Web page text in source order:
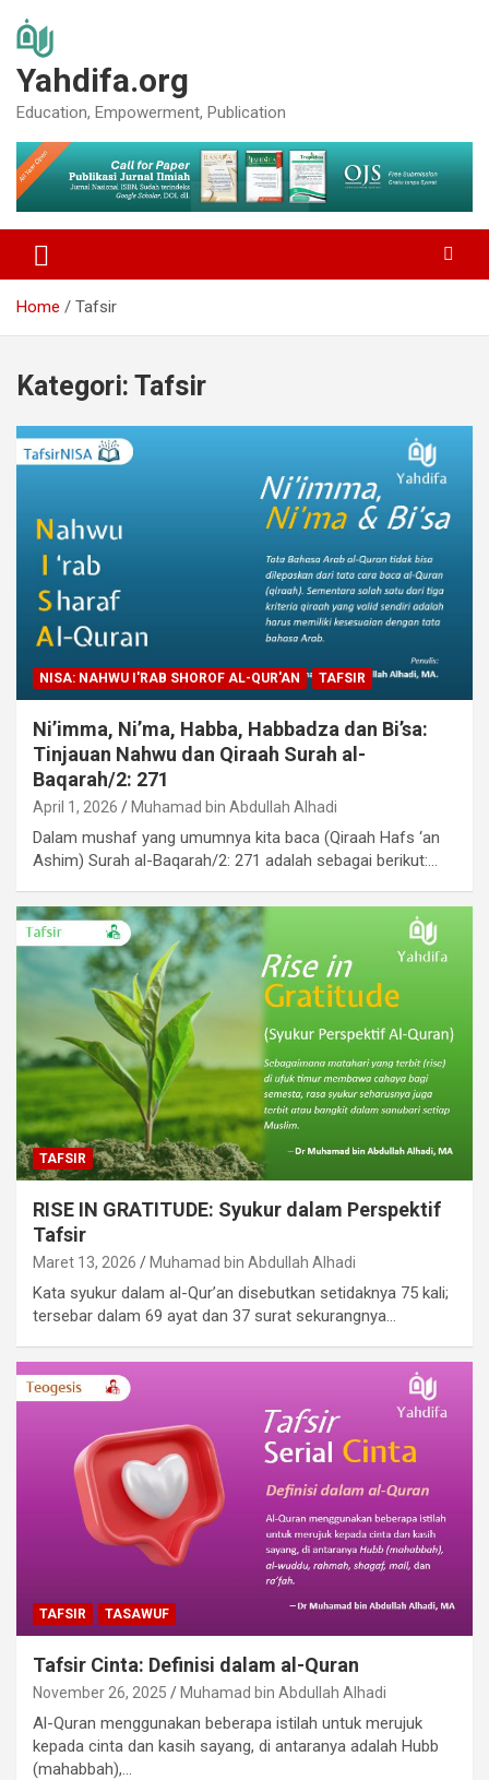
content
Yahdifa.org
Education, Empowerment, Publication
Home Tafsir
Kategori: Tafsir
NISA: NAHWU I'RAB SHOROF AL-QUR'AN TAFSIR
Ni’imma, Ni’ma, Habba, Habbadza dan Bi’sa:
Tinjauan Nahwu dan Qiraah Surah al-
Baqarah/2: 271
April 1, 2026 Muhamad bin Abdullah Alhadi
Dalam mushaf yang umumnya kita baca (Qiraah Hafs ‘an
Ashim) Surah al-Baqarah/2: 271 adalah sebagai berikut:…
TAFSIR
RISE IN GRATITUDE: Syukur dalam Perspektif
Tafsir
Maret 13, 2026 Muhamad bin Abdullah Alhadi
Kata syukur dalam al-Qur’an disebutkan setidaknya 75 kali;
tersebar dalam 69 ayat dan 37 surat sekurangnya…
TAFSIR TASAWUF
Tafsir Cinta: Definisi dalam al-Quran
November 26, 2025 Muhamad bin Abdullah Alhadi
Al-Quran menggunakan beberapa istilah untuk merujuk
kepada cinta dan kasih sayang, di antaranya adalah Hubb
(mahabbah),…